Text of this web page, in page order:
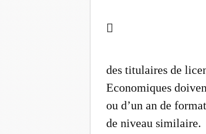

des titulaires de
Economiques
ou d’un an de
de niveau similaire.